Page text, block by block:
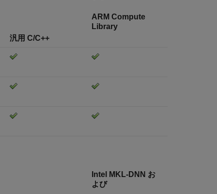
汎用 C/C++
ARM Compute
Library
Intel MKL-DNN お
よび